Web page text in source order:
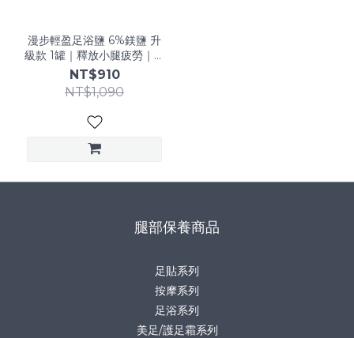
漫步輕盈足浴鹽 6%鎂鹽 升
級款 1罐｜釋放小腿疲勞｜精
油SPA泡腳｜中醫師 芳療師
養生推薦
NT$910
NT$1,090
腿部保養商品
足貼系列
按摩系列
足浴系列
美足/護足霜系列